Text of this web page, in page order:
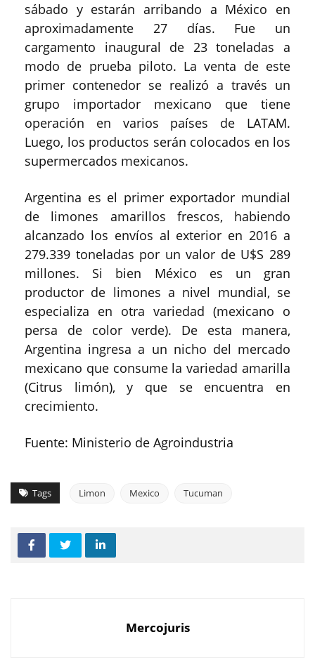
sábado y estarán arribando a México en
aproximadamente 27 días. Fue un
cargamento inaugural de 23 toneladas a
modo de prueba piloto. La venta de este
primer contenedor se realizó a través un
grupo importador mexicano que tiene
operación en varios países de LATAM.
Luego, los productos serán colocados en los
supermercados mexicanos.
Argentina es el primer exportador mundial
de limones amarillos frescos, habiendo
alcanzado los envíos al exterior en 2016 a
279.339 toneladas por un valor de U$S 289
millones. Si bien México es un gran
productor de limones a nivel mundial, se
especializa en otra variedad (mexicano o
persa de color verde). De esta manera,
Argentina ingresa a un nicho del mercado
mexicano que consume la variedad amarilla
(Citrus limón), y que se encuentra en
crecimiento.
Fuente: Ministerio de Agroindustria
Tags Limon Mexico Tucuman
Mercojuris